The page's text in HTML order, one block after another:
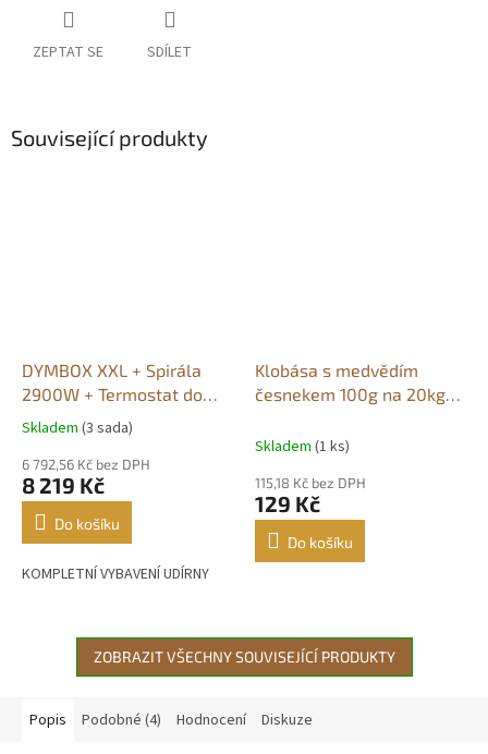
ZEPTAT SE SDÍLET
Související produkty
DYMBOX XXL + Spirála
2900W + Termostat do
4500W
Průměrné
produktu
je
5,0
hvězdiček.
Skladem (3 sada)
6 792,56 Kč bez DPH
8 219 Kč
Do košíku
KOMPLETNÍ VYBAVENÍ UDÍRNY
Klobása s medvědím
česnekem 100g na 20kg
Skladem (1 ks)
115,18 Kč bez DPH
129 Kč
Do košíku
ZOBRAZIT VŠECHNY SOUVISEJÍCÍ PRODUKTY
Popis Podobné (4) Hodnocení Diskuze